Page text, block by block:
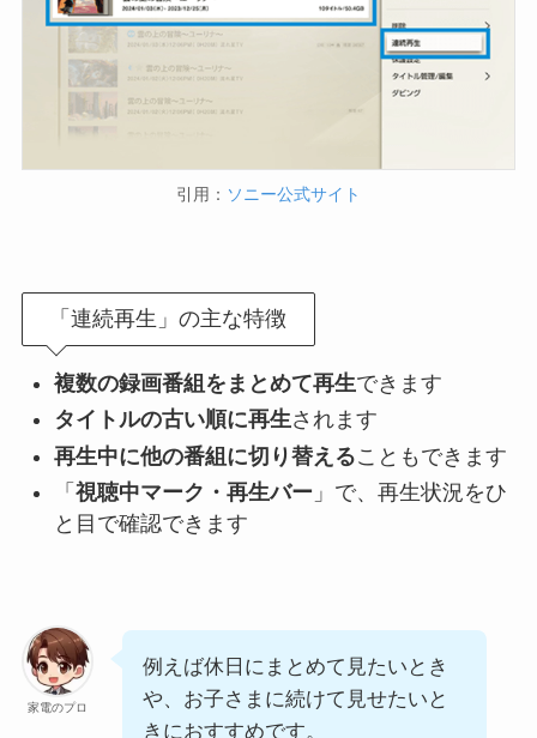
引用： ソニー公式サイト
「連続再生」の主な特徴
複数の録画番組をまとめて再生できます
タイトルの古い順に再生されます
再生中に他の番組に切り替えることもできます
「 視聴中マーク・再生バー 」で、再生状況をひ
と目で確認できます
家電のプロ
例えば休日にまとめて見たいとき
や、お子さまに続けて見せたいと
きにおすすめです。